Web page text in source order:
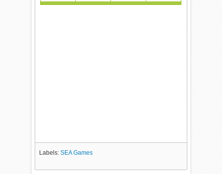
Labels:SEA Games